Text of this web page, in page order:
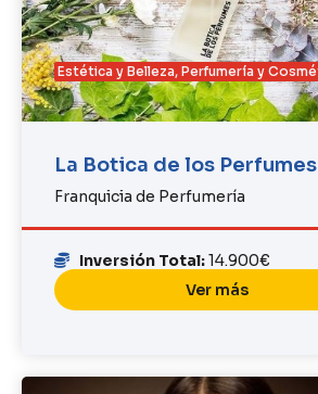
Estética y Belleza, Perfumería y
La Botica de los Perfumes
Franquicia de Perfumería
Inversión Total:14.900€
Ver más